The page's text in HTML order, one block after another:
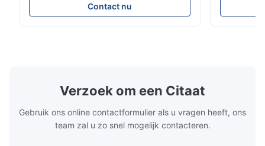
309S 310 310S 316L 321 ASTM A240
Productspecificaties Productnaam Rustvrij
Contact nu
Verzoek om een Citaat
Gebruik ons online contactformulier als u vragen heeft, ons
team zal u zo snel mogelijk contacteren.